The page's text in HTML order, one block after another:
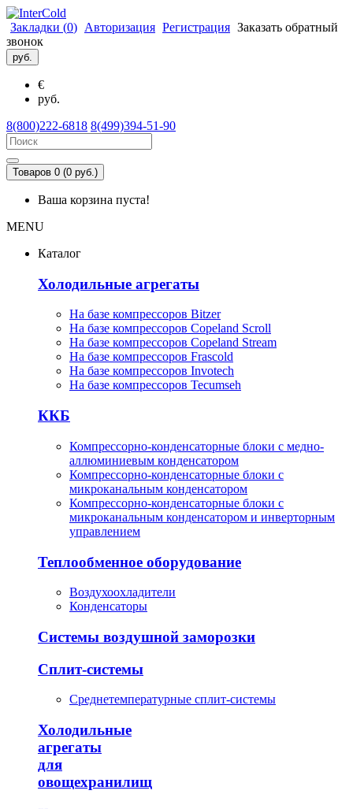
Закладки (0) Авторизация Регистрация Заказать обратный
звонок
руб.
€
руб.
8(800)222-6818 8(499)394-51-90
Товаров 0 (0 руб.)
Ваша корзина пуста!
MENU
Каталог
Холодильные агрегаты
На базе компрессоров Bitzer
На базе компрессоров Copeland Scroll
На базе компрессоров Copeland Stream
На базе компрессоров Frascold
На базе компрессоров Invotech
На базе компрессоров Tecumseh
ККБ
Компрессорно-конденсаторные блоки с медно-
аллюминиевым конденсатором
Компрессорно-конденсаторные блоки с
микроканальным конденсатором
Компрессорно-конденсаторные блоки с
микроканальным конденсатором и инверторным
управлением
Теплообменное оборудование
Воздухоохладители
Конденсаторы
Системы воздушной заморозки
Сплит-системы
Среднетемпературные сплит-системы
Холодильные
агрегаты
для
овощехранилищ